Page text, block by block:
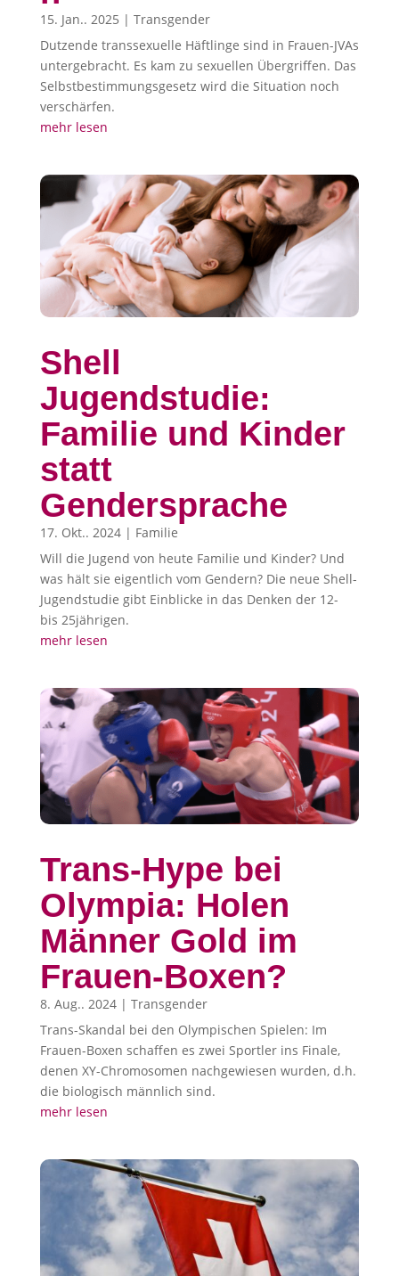
15. Jan.. 2025 | Transgender
Dutzende transsexuelle Häftlinge sind in Frauen-JVAs
untergebracht. Es kam zu sexuellen Übergriffen. Das
Selbstbestimmungsgesetz wird die Situation noch
verschärfen.
mehr lesen
Shell
Jugendstudie:
Familie und Kinder
statt
Gendersprache
17. Okt.. 2024| Familie
Will die Jugend von heute Familie und Kinder? Und
was hält sie eigentlich vom Gendern? Die neue Shell-
Jugendstudie gibt Einblicke in das Denken der 12-
bis 25jährigen.
mehr lesen
Trans-Hype bei
Olympia: Holen
Männer Gold im
Frauen-Boxen?
8. Aug.. 2024| Transgender
Trans-Skandal bei den Olympischen Spielen: Im
Frauen-Boxen schaffen es zwei Sportler ins Finale,
denen XY-Chromosomen nachgewiesen wurden, d.h.
die biologisch männlich sind.
mehr lesen